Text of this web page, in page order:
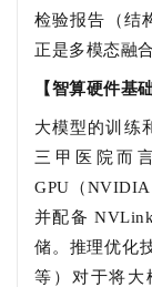
检验报告（结
正是多模态融
【智算硬件基
大模型的训练
三甲医院而
GPU（NVIDIA
并配备
储。推理优化
等）对于将大